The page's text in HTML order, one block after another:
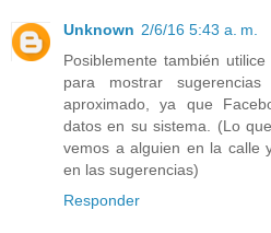
Unknown 2/6/16 5:43 a. m.
Posiblemente también
para mostrar
aproximado, ya que
datos en su sistema. (Lo
vemos a alguien en la calle
en las sugerencias)
Responder